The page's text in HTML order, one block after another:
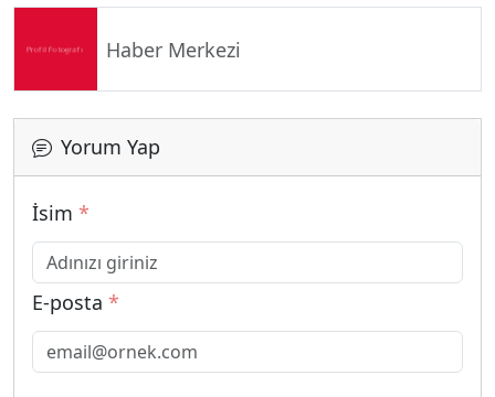
Haber Merkezi
Yorum Yap
İsim *
E-posta *